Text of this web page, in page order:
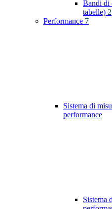
Bandi di
tabelle) 2
Performance 7
Sistema di
performance
Sistema